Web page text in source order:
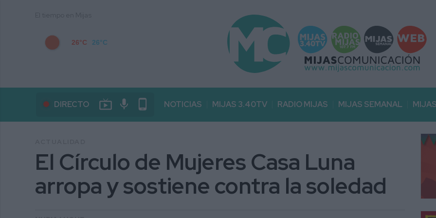
26°C 26°C
DIRECTO live_tv mic phone_android NOTICIAS MIJAS 3.40TV RADIO MIJAS MIJAS SEMANAL
El Círculo de Mujeres Casa Luna
arropa y sostiene contra la soledad